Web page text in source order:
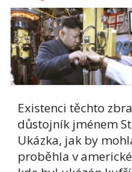
Existenci těchto
důstojník jménem
Ukázka, jak by
proběhla v